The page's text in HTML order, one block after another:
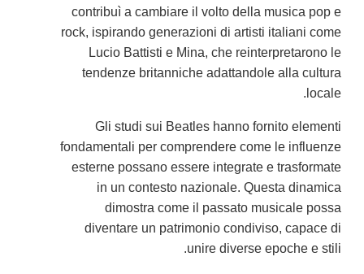
contribuì a cambiare il volto della musica pop e
rock, ispirando generazioni di artisti italiani come
Lucio Battisti e Mina, che reinterpretarono le
tendenze britanniche adattandole alla cultura
locale.
Gli studi sui Beatles hanno fornito elementi
fondamentali per comprendere come le influenze
esterne possano essere integrate e trasformate
in un contesto nazionale. Questa dinamica
dimostra come il passato musicale possa
diventare un patrimonio condiviso, capace di
unire diverse epoche e stili.